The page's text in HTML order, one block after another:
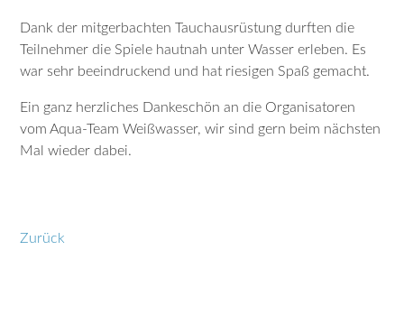
Dank der mitgerbachten Tauchausrüstung durften die
Teilnehmer die Spiele hautnah unter Wasser erleben. Es
war sehr beeindruckend und hat riesigen Spaß gemacht.
Ein ganz herzliches Dankeschön an die Organisatoren
vom Aqua-Team Weißwasser, wir sind gern beim nächsten
Mal wieder dabei.
Zurück